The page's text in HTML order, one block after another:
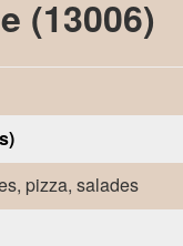
(13006)
pizza, salades